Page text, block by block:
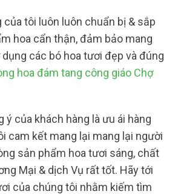
của tôi luôn luôn chuẩn bị & sắp
hoa cẩn thận, đảm bảo mang
các bó hoa tươi đẹp và đúng
hoa đám tang công giáo Chợ
ý của khách hàng là ưu ái hàng
cam kết mang lại mang lại người
sản phẩm hoa tươi sáng, chất
Mại & dịch Vụ rất tốt. Hãy tới
của chúng tôi nhằm kiếm tìm